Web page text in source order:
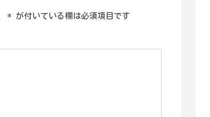
* が付いている欄は必須項目です